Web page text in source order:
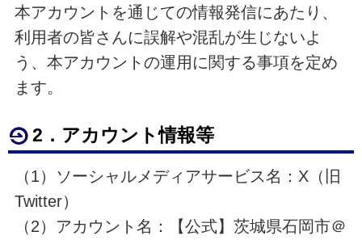
本アカウントを通じての情報発信にあたり、
利用者の皆さんに誤解や混乱が生じないよ
う、本アカウントの運用に関する事項を定め
ます。
2．アカウント情報等
（1）ソーシャルメディアサービス名： X（旧
Twitter）
（2）アカウント名：【公式】茨城県石岡市＠